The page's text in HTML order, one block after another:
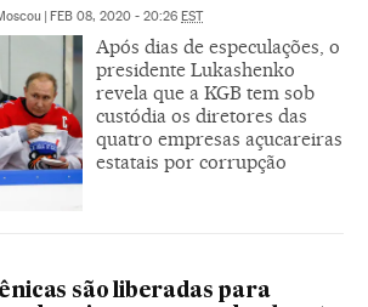
| FEB 08, 2020 - 20:26 EST
Após dias de especulações, o
presidente Lukashenko
revela que a KGB tem sob
custódia os diretores das
quatro empresas açucareiras
estatais por corrupção
são liberadas para